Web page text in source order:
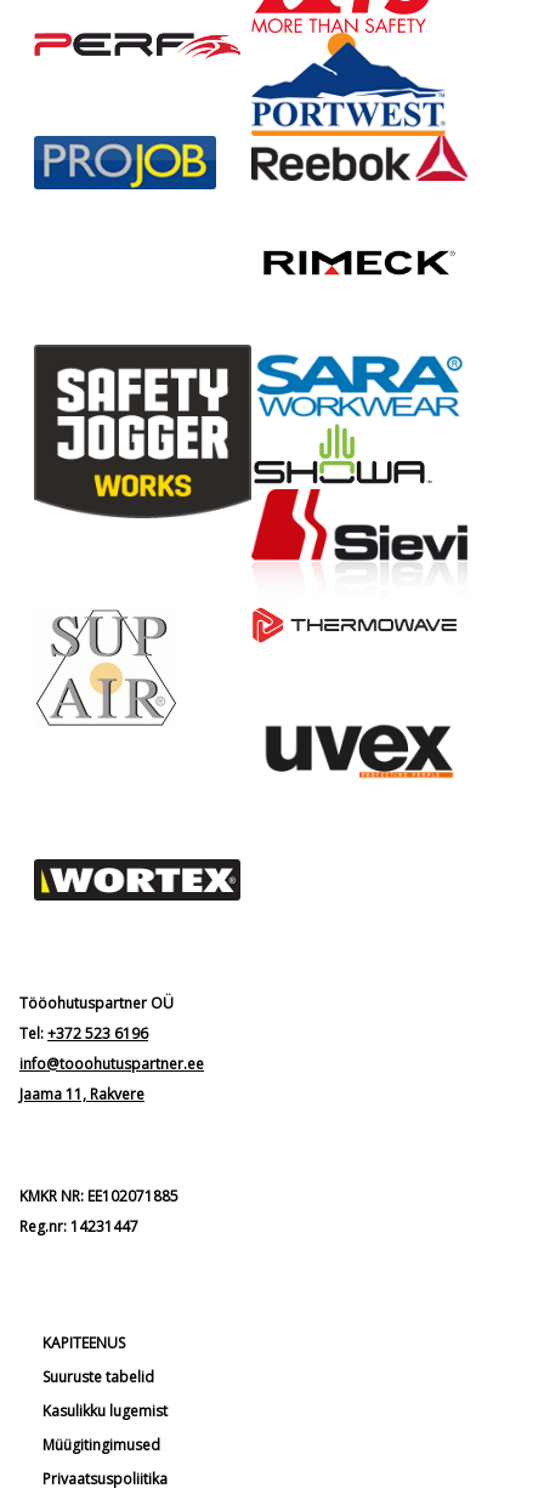
Tööohutuspartner OÜ
Tel:+372 523 6196
info@tooohutuspartner.ee
Jaama 11, Rakvere
KMKR NR: EE102071885
Reg.nr: 14231447
KAPITEENUS
Suuruste tabelid
Kasulikku lugemist
Müügitingimused
Privaatsuspoliitika